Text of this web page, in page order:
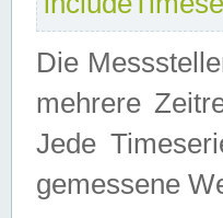
Die
mehrere
Jede
gemessene